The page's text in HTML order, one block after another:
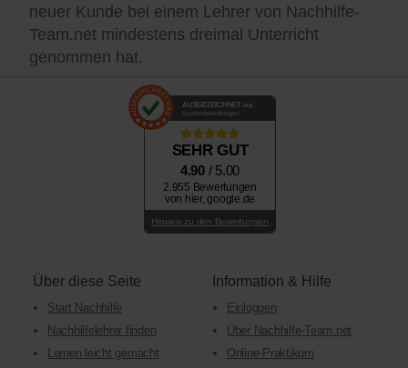
neuer Kunde bei einem Lehrer von Nachhilfe-
Team.net mindestens dreimal Unterricht
genommen hat.
AUSGEZEICHNET .org
Kundenbewertungen
SEHR GUT
4.90 / 5.00
2.955 Bewertungen
von hier, google.de
Hinweis zu den Bewertungen
Über diese Seite
Start Nachhilfe
Nachhilfelehrer finden
Lernen leicht gemacht
Information & Hilfe
Einloggen
Über Nachhilfe-Team.net
Online-Praktikum